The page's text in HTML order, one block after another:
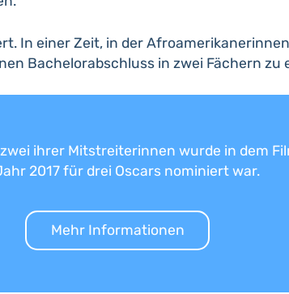
In einer Zeit, in der
Bachelorabschluss in zwei Fächern zu
ihrer Mitstreiterinnen wurde in dem
2017 für drei Oscars nominiert war.
Mehr Informationen